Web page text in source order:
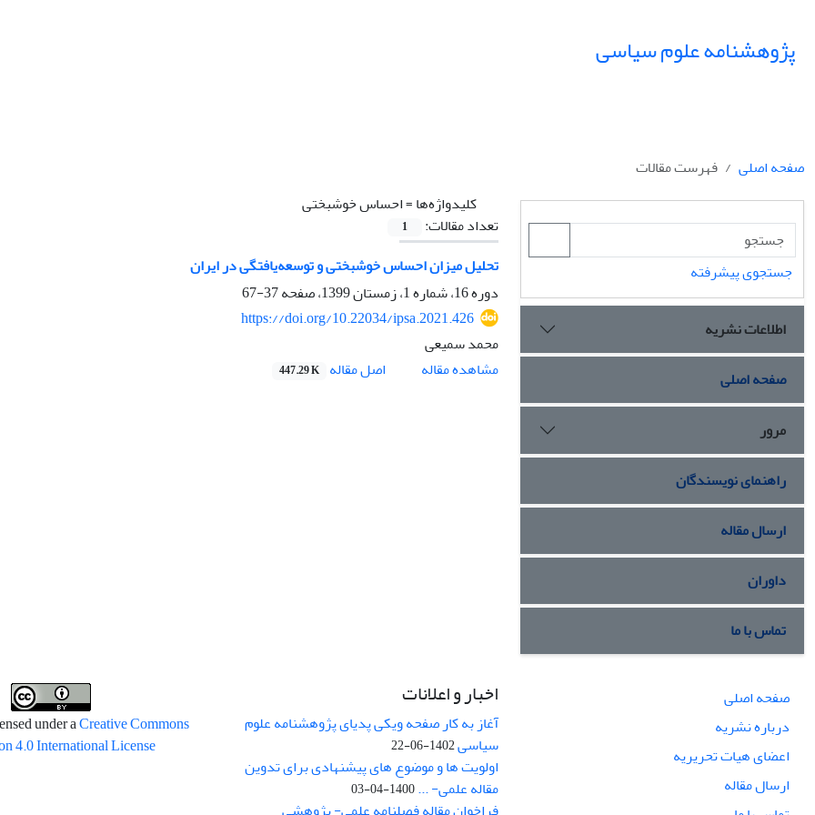
پژوهشنامه علوم سیاسی
صفحه اصلی
فهرست مقالات
کلیدواژه‌ها =احساس خوشبختی
تعداد مقالات:
1
تحلیل میزان احساس خوشبختی و توسعه‌یافتگی در ایران
دوره 16، شماره 1، زمستان 1399، صفحه
37-67
https://doi.org/10.22034/ipsa.2021.426
محمد سمیعی
مشاهده مقاله
اصل مقاله 447.29 K
جستجوی پیشرفته
اطلاعات نشریه
صفحه اصلی
مرور
راهنمای نویسندگان
ارسال مقاله
داوران
تماس با ما
صفحه اصلی
درباره نشریه
اعضای هیات تحریریه
ارسال مقاله
اخبار و اعلانات
آغاز به کار صفحه ویکی پدیای پژوهشنامه علوم
سیاسی1402-06-22
اولویت ها و موضوع های پیشنهادی برای تدوین
مقاله علمی- ...1400-04-03
under aCreative Commons
4.0 International License